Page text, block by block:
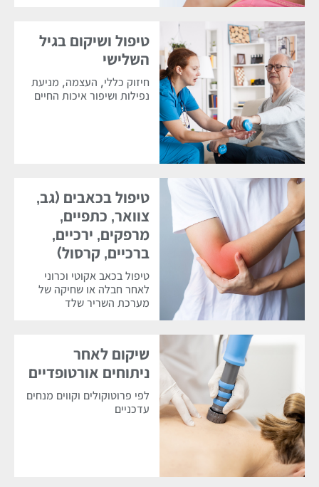
טיפול בכאבים (גב,
צוואר, כתפיים,
מרפקים, ירכיים,
ברכיים, קרסול)
טיפול בכאב אקוטי וכרוני
לאחר חבלה או שחיקה של
מערכת השריר שלד
שיקום לאחר
ניתוחים אורטופדיים
לפי פרוטוקולים וקווים מנחים
עדכניים
טיפול ושיקום בגיל
השלישי
חיזוק כללי, העצמה, מניעת
נפילות ושיפור איכות החיים